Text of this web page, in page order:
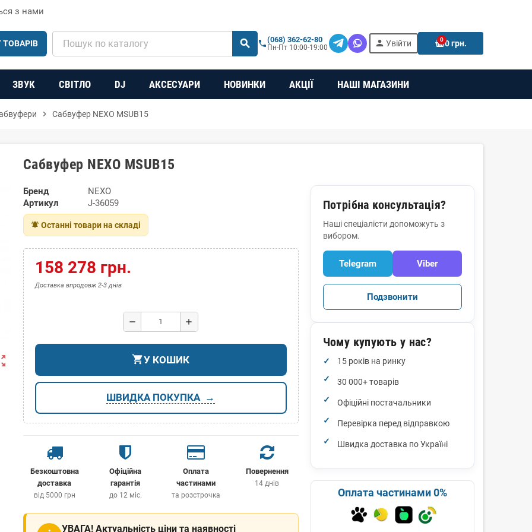
з нами
ТОВАРІВ search person Увійти 00 грн.
phone(068) 362-62-80
Пн-Пт 10:00-19:00
ЗВУК СВІТЛО DJ АКСЕСУАРИ НОВИНКИ АКЦІЇ НАШІ МАГАЗИНИ
chevron_right Сабвуфер NEXO MSUB15
Сабвуфер NEXO MSUB15
Бренд
NEXO
Артикул
J-36059
notifications_active Останні товари на складі
158 278 грн.
Доставка впродовж 2-3 днів
remove add
shopping_cartУ КОШИК
ШВИДКА ПОКУПКА
Безкоштовна
доставка
від 5000 грн
Офіційна
гарантія
до 12 міс.
Оплата
частинами
та розстрочка
Повернення
14 днів
УВАГА! Актуальність ціни та наявності
Потрібна консультація?
Наші спеціалісти допоможуть з
вибором.
Telegram Viber
Подзвонити
Чому купують у нас?
15 років на ринку
30 000+ товарів
Офіційні постачальники
Перевірка перед відправкою
Швидка доставка по Україні
Оплата частинами 0%